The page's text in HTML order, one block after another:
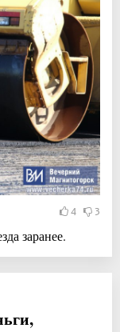
4 3
заранее.